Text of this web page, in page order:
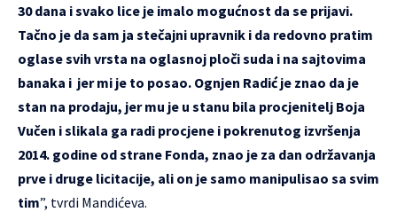
30 dana i svako lice je imalo mogućnost da se prijavi.
Tačno je da sam ja stečajni upravnik i da redovno pratim
oglase svih vrsta na oglasnoj ploči suda i na sajtovima
banaka i jer mi je to posao. Ognjen Radić je znao da je
stan na prodaju, jer mu je u stanu bila procjenitelj Boja
Vučen i slikala ga radi procjene i pokrenutog izvršenja
2014. godine od strane Fonda, znao je za dan održavanja
prve i druge licitacije, ali on je samo manipulisao sa svim
tim”, tvrdi Mandićeva.